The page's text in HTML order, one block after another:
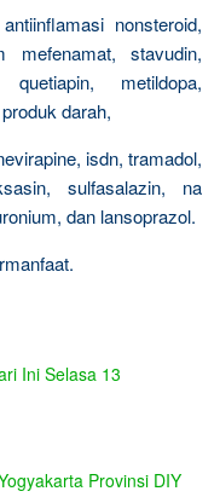
nonsteroid,
mefenamat, stavudin,
metildopa,
darah,
isdn, tramadol,
sulfasalazin, na
dan lansoprazol.
Ini Selasa 13
Provinsi DIY